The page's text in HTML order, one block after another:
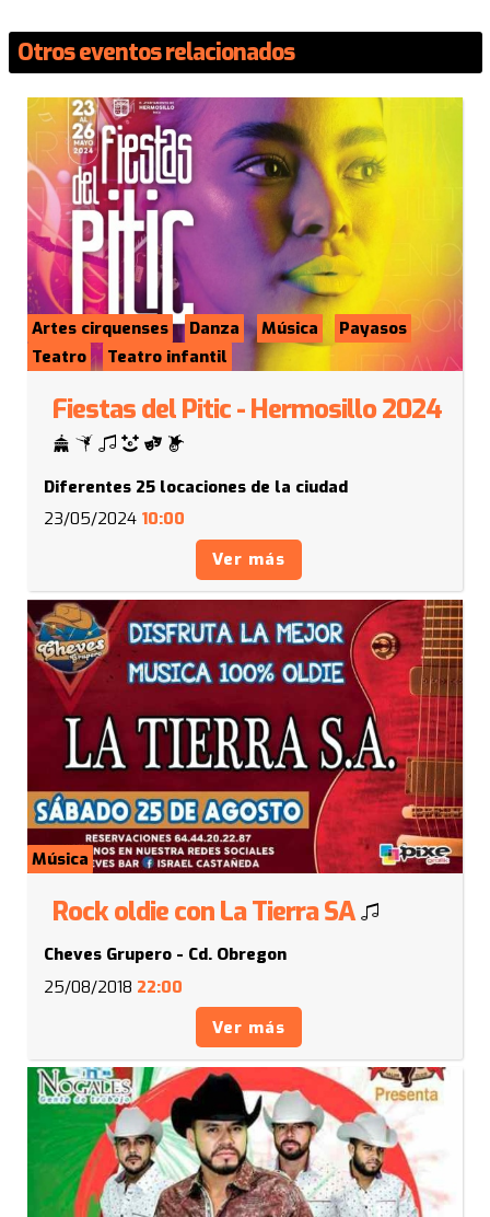
Otros eventos relacionados
Artes cirquenses Danza Música
Payasos
Teatro
Teatro infantil
Fiestas del Pitic - Hermosillo 2024
Diferentes 25 locaciones de la ciudad
23/05/2024 10:00
Ver más
Música
Rock oldie con La Tierra SA
Cheves Grupero - Cd. Obregon
25/08/2018 22:00
Ver más